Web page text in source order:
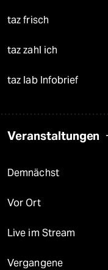
taz frisch
taz zahl ich
taz lab Infobrief
Veranstaltungen
Demnächst
Vor Ort
Live im Stream
Vergangene